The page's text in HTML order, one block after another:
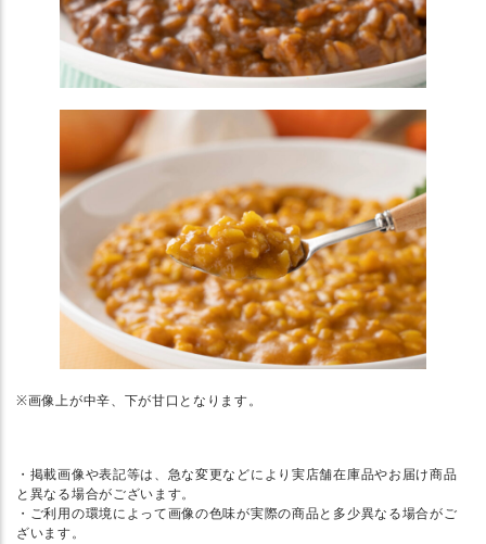
※画像上が中辛、下が甘口となります。
・掲載画像や表記等は、急な変更などにより実店舗在庫品やお届け商品
と異なる場合がございます。
・ご利用の環境によって画像の色味が実際の商品と多少異なる場合がご
ざいます。